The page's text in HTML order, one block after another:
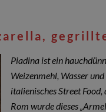
Piadina ist ein
Weizenmehl, Wasser
italienisches Street
Rom wurde dieses